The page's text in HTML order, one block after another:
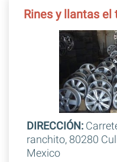
Rines y llantas el
DIRECCIÓN:
ranchito, 80280
Mexico